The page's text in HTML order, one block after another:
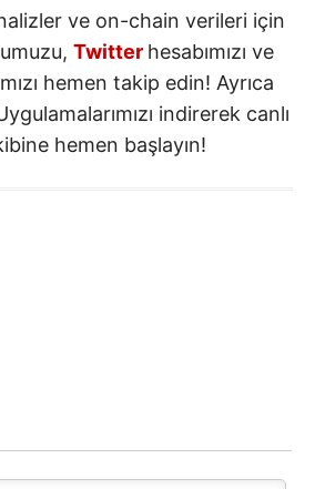
ve on-chain verileri için
Twitter hesabımızı ve
hemen takip edin! Ayrıca
indirerek canlı
hemen başlayın!